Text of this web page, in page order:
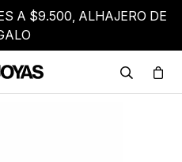
A $9.500, ALHAJERO DE